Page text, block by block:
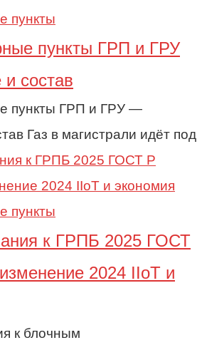
пункты
пункты ГРП и ГРУ
состав
пункты ГРП и ГРУ —
Газ в магистрали идёт под
пункты
к ГРПБ 2025 ГОСТ
2024 IIoT и
к блочным